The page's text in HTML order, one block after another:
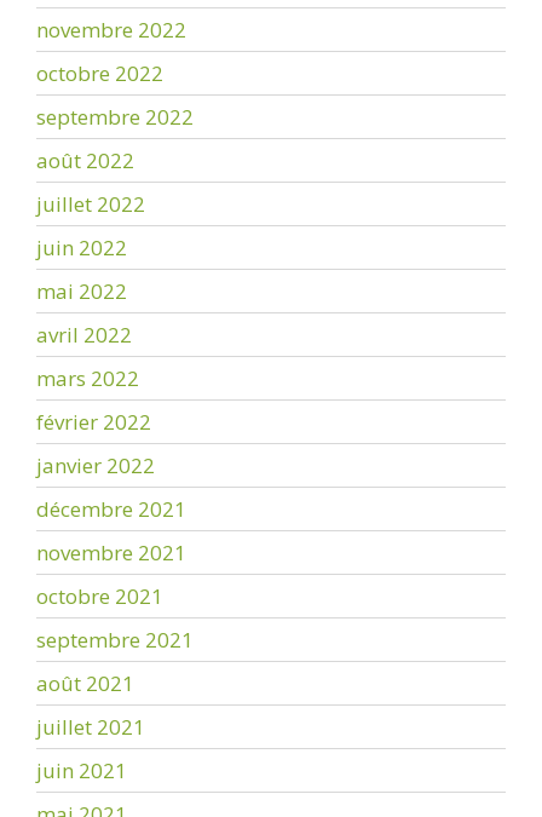
novembre 2022
octobre 2022
septembre 2022
août 2022
juillet 2022
juin 2022
mai 2022
avril 2022
mars 2022
février 2022
janvier 2022
décembre 2021
novembre 2021
octobre 2021
septembre 2021
août 2021
juillet 2021
juin 2021